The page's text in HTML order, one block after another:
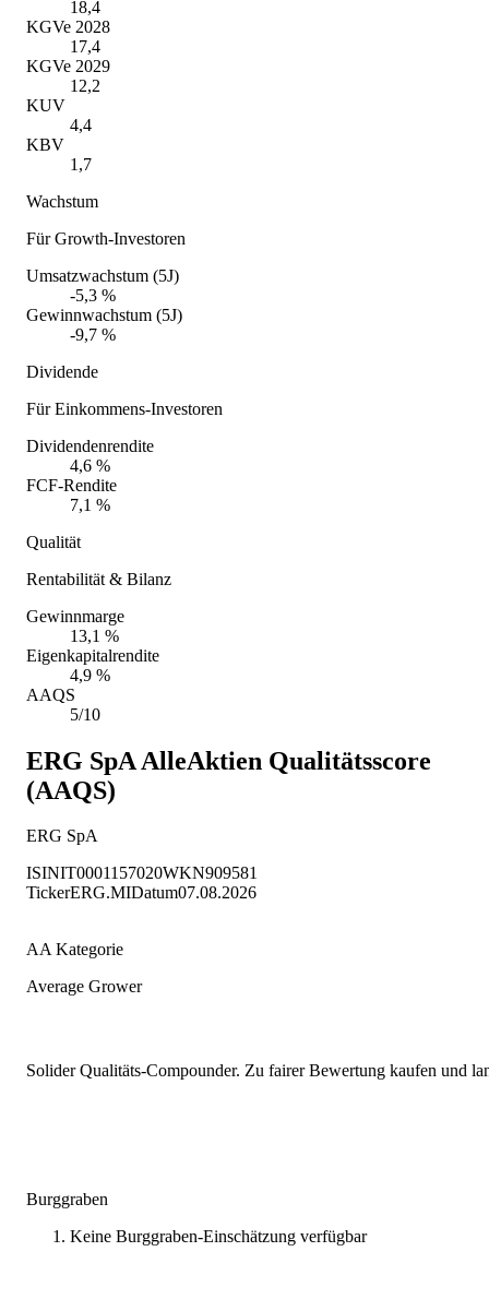
18,4
KGVe 2028
17,4
KGVe 2029
12,2
KUV
4,4
KBV
1,7
Wachstum
Für Growth-Investoren
Umsatzwachstum (5J)
-5,3 %
Gewinnwachstum (5J)
-9,7 %
Dividende
Für Einkommens-Investoren
Dividendenrendite
4,6 %
FCF-Rendite
7,1 %
Qualität
Rentabilität & Bilanz
Gewinnmarge
13,1 %
Eigenkapitalrendite
4,9 %
AAQS
5/10
ERG SpA AlleAktien Qualitätsscore
(AAQS)
ERG SpA
ISINIT0001157020WKN909581
TickerERG.MIDatum07.08.2026
AA Kategorie
Average Grower
Solider Qualitäts-Compounder. Zu fairer Bewertung kaufen und
Burggraben
Keine Burggraben-Einschätzung verfügbar